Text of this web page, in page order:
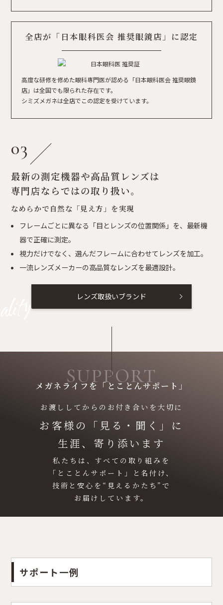
全店が「日本眼科医会 推奨眼鏡店」に認定
高度な研修を修めた眼科専門医が認める「日本眼科医会 推奨眼鏡
店」は全国でも限られた存在です。
シミズメガネは全店でこの認定を受けています。
03
最新の測定機器や高品質レンズは
専門店ならではの取り扱い。
なめらかで自然な「見え方」を実現
フレームごとに異なる「目とレンズの位置関係」を、最新機
器で正確に測定。
視力だけでなく、選んだフレームに合わせてレンズを加工。
一流レンズメーカーの高品質なレンズを最適設計。
レンズ取扱いブランド
SUPPORT
メガネライフを「とことんサポート」
お渡ししてからのお付き合いを大切に
お客様の「見る・聞く」に
生涯、寄り添います
私たちは、すべての取り組みを
「とことんサポート」と名付け、
技術と安心を“見えるかたち”で
お届けしています。
サポート一例